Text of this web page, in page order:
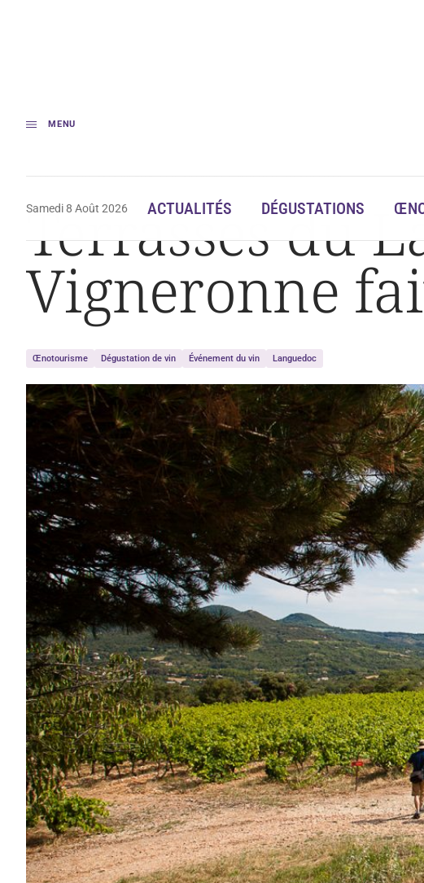
MENU
Samedi 8 Août 2026 ACTUALITÉS DÉGUSTATIONS
Accueil Terrasses du Larzac : la Circulade Vigneronne fait son retour
Terrasses du
Vigneronne
Œnotourisme Dégustation de vin Événement du vin Languedoc